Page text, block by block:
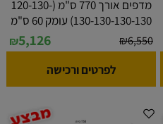
מדפים אורך 770 ס"מ (120-130-
130-130-130-130) עומק 60 ס"מ
₪6,550
₪5,126
לפרטים ורכישה